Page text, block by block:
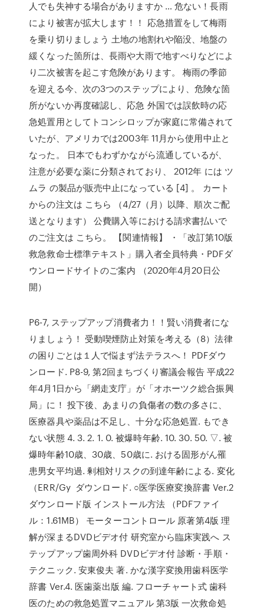
人でも失神する場合がありますか … 危ない！長雨
により被害が拡大します！！ 応急措置をして梅雨
を乗り切りましょう 土地の地割れや陥没、地盤の
緩くなった箇所は、長雨や大雨で地すべりなどによ
り二次被害を起こす危険があります。 梅雨の季節
を迎える今、次の3つのステップにより、危険な箇
所がないか再度確認し、応急 外国では誤飲時の応
急処置用としてトコンシロップが家庭に常備されて
いたが、アメリカでは2003年 11月から使用中止と
なった。 日本でもわずかながら流通しているが、
注意が必要な薬に分類されており、 2012年 には ツ
ムラ の製品が販売中止になっている [4] 。 カート
からの注文は こちら （4/27（月）以降、順次ご配
送となります） 公費購入等における請求書払いで
のご注文は こちら。 【関連情報】 ・「改訂第10版
救急救命士標準テキスト」購入者全員特典・PDFダ
ウンロードサイトのご案内 （2020年4月20日公
開）
P6-7, ステップアップ消費者力！！賢い消費者にな
りましょう！ 受動喫煙防止対策を考える（8）法律
の困りごとは１人で悩まず法テラスへ！ PDFダウ
ンロード. P8-9, 第2回まちづくり審議会報告 平成22
年4月1日から「網走支庁」が「オホーツク総合振興
局」に！ 投下後、あまりの負傷者の数の多さに、
医療器具や薬品は不足し、十分な応急処置. もでき
ない状態 4. 3. 2. 1. 0. 被爆時年齢. 10. 30. 50. ▽. 被
爆時年齢10歳、30歳、50歳に. おける固形がん罹
患男女平均過. 剰相対リスクの到達年齢による. 変化
（ERR/Gy ダウンロード. ○医学医療変換辞書 Ver.2
ダウンロード版 インストール方法 （PDFファイ
ル：1.61MB） モーターコントロール 原著第4版 理
解が深まるDVDビデオ付 研究室から臨床実践へ ス
テップアップ歯周外科 DVDビデオ付 診断・手順・
テクニック. 安東俊夫 著. かな漢字変換用歯科医学
辞書 Ver.4. 医歯薬出版 編. フローチャート式 歯科
医のための救急処置マニュアル 第3版 一次救命処